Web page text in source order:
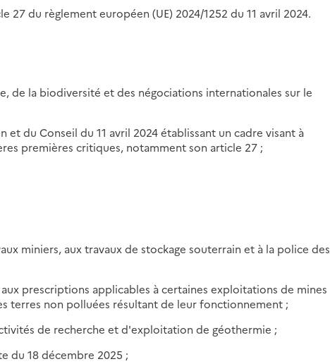
du règlement européen (UE) 2024/1252 du 11 avril 2024.
de la biodiversité et des négociations internationales sur le
et du Conseil du 11 avril 2024 établissant un cadre visant à
premières critiques, notamment son article 27 ;
miniers, aux travaux de stockage souterrain et à la police des
prescriptions applicables à certaines exploitations de mines
terres non polluées résultant de leur fonctionnement ;
de recherche et d'exploitation de géothermie ;
du 18 décembre 2025 ;